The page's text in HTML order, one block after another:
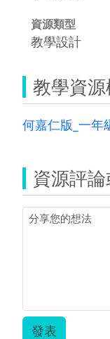
資源類型
教學設計
教學資
何嘉仁版_一年
資源評
發表